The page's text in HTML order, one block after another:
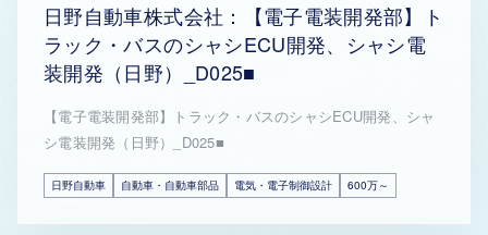
日野自動車株式会社：【電子電装開発部】ト
ラック・バスのシャシECU開発、シャシ電
装開発（日野）_D025■
【電子電装開発部】トラック・バスのシャシECU開発、シャ
シ電装開発（日野）_D025■
日野自動車 自動車・自動車部品 電気・電子制御設計 600万～